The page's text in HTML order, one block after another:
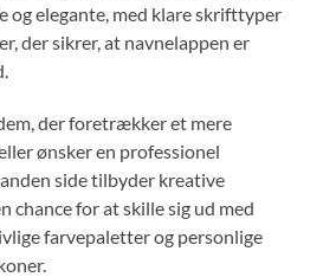
og elegante, med klare skrifttyper
der sikrer, at navnelappen er
der foretrækker et mere
ønsker en professionel
side tilbyder kreative
chance for at skille sig ud med
farvepaletter og personlige